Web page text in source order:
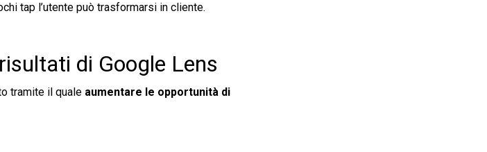
tap l’utente può trasformarsi in cliente.
di Google Lens
tramite il quale aumentare le opportunità di